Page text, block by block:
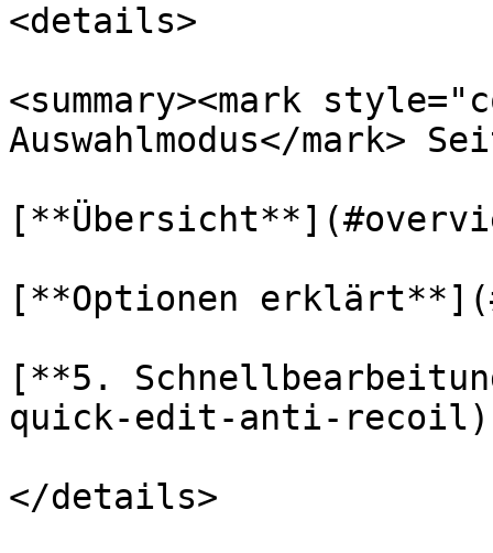
<details>
<summary><mark
Auswahlmodus</mark>
[**Optionen
[**5.
quick-edit-anti-recoil)
</details>